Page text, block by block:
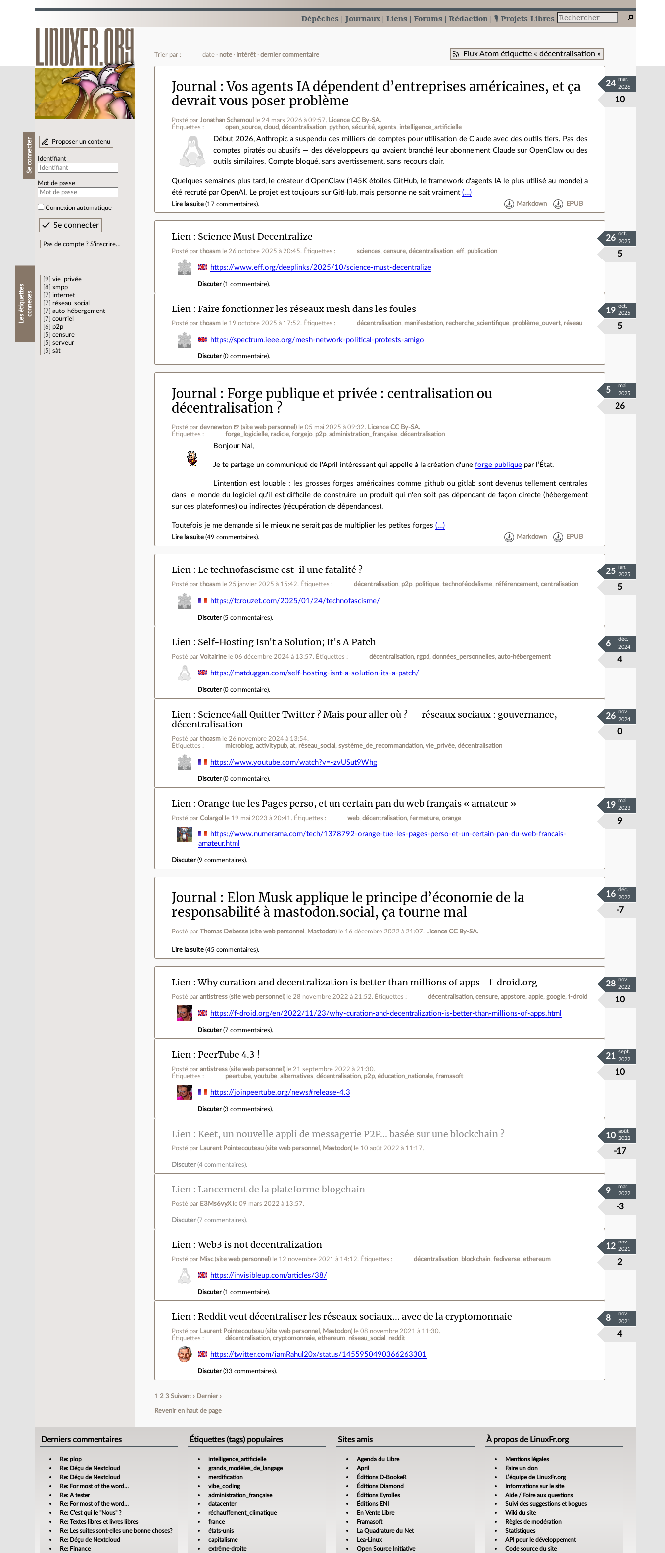
Dépêches Journaux Liens Forums Rédaction 🎙️ Projets Libres
Se connecter Proposer un contenu
Identifiant
Mot de passe
Connexion automatique
Pas de compte ? S’inscrire…
L
e
s
é
t
i
q
u
e
tt
e
s
c
o
n
n
e
x
es
9
vie_privée
8
xmpp
7
internet
7
réseau_social
7
auto-hébergement
7
courriel
6
p2p
5
censure
5
serveur
5
sàt
Flux Atom étiquette « décentralisation »
Trier par : date note intérêt dernier commentaire
Journal
Vos agents IA dépendent d’entreprises américaines, et ça
devrait vous poser problème
Posté parJonathan Schemoul le 24 mars 2026 à 09:57. Licence CC By‑SA.
Étiquettes :
open_source cloud décentralisation python sécurité agents intelligence_artificielle
10
24
mar.
2026
Début 2026, Anthropic a suspendu des milliers de comptes pour utilisation de Claude avec des outils tiers. Pas des
comptes piratés ou abusifs — des développeurs qui avaient branché leur abonnement Claude sur OpenClaw ou des
outils similaires. Compte bloqué, sans avertissement, sans recours clair.
Quelques semaines plus tard, le créateur d'OpenClaw (145K étoiles GitHub, le framework d'agents IA le plus utilisé au monde) a
été recruté par OpenAI. Le projet est toujours sur GitHub, mais personne ne sait vraiment(…)
Lire la suite (17 commentaires). Markdown EPUB
Lien Science Must Decentralize
Posté parthoasm le 26 octobre 2025 à 20:45. Étiquettes : sciences censure décentralisation eff publication 5
26
oct.
2025
https://www.eff.org/deeplinks/2025/10/science-must-decentralize
Discuter(1 commentaire).
Lien Faire fonctionner les réseaux mesh dans les foules
Posté parthoasm le 19 octobre 2025 à 17:52. Étiquettes : décentralisation manifestation recherche_scientifique problème_ouvert réseau 5
19
oct.
2025
https://spectrum.ieee.org/mesh-network-political-protests-amigo
Discuter(0 commentaire).
Journal
Forge publique et privée : centralisation ou
décentralisation ?
Posté pardevnewton 🍺 (site web personnel ) le 05 mai 2025 à 09:32. Licence CC By‑SA.
Étiquettes :
forge_logicielle radicle forgejo p2p administration_française décentralisation
26
5
mai
2025
Bonjour Nal,
Je te partage un communiqué de l'April intéressant qui appelle à la création d'uneforge publique par l’État.
L'intention est louable : les grosses forges américaines comme github ou gitlab sont devenus tellement centrales
dans le monde du logiciel qu'il est difficile de construire un produit qui n'en soit pas dépendant de façon directe (hébergement
sur ces plateformes) ou indirectes (récupération de dépendances).
Toutefois je me demande si le mieux ne serait pas de multiplier les petites forges(…)
Lire la suite (49 commentaires). Markdown EPUB
Lien Le technofascisme est-il une fatalité ?
Posté parthoasm le 25 janvier 2025 à 15:42. Étiquettes : décentralisation p2p politique technoféodalisme référencement centralisation 5
25
jan.
2025
https://tcrouzet.com/2025/01/24/technofascisme/
Discuter(5 commentaires).
Lien Self-Hosting Isn't a Solution; It's A Patch
Posté parVoltairine le 06 décembre 2024 à 13:57. Étiquettes : décentralisation rgpd données_personnelles auto-hébergement 4
6
déc.
2024
https://matduggan.com/self-hosting-isnt-a-solution-its-a-patch/
Discuter(0 commentaire).
Lien
Science4all Quitter Twitter ? Mais pour aller où ? — réseaux sociaux : gouvernance,
décentralisation
Posté parthoasm le 26 novembre 2024 à 13:54.
Étiquettes :
microblog activitypub at réseau_social système_de_recommandation vie_privée décentralisation
0
26
nov.
2024
https://www.youtube.com/watch?v=-zvUSut9Whg
Discuter(0 commentaire).
Lien Orange tue les Pages perso, et un certain pan du web français « amateur »
Posté parColargol le 19 mai 2023 à 20:41 . Étiquettes : web décentralisation fermeture orange 9
19
mai
2023
https://www.numerama.com/tech/1378792-orange-tue-les-pages-perso-et-un-certain-pan-du-web-francais-
amateur.html
Discuter(9 commentaires).
Journal
Elon Musk applique le principe d’économie de la
responsabilité à mastodon.social, ça tourne mal
Posté parThomas Debesse (site web personnel , Mastodon) le 16 décembre 2022 à 21:07. Licence CC By‑SA.
-7
16
déc.
2022
Lire la suite (45 commentaires).
Lien Why curation and decentralization is better than millions of apps - f-droid.org
Posté parantistress (site web personnel ) le 28 novembre 2022 à 21:52. Étiquettes : décentralisation censure appstore apple google f-droid 10
28
nov.
2022
https://f-droid.org/en/2022/11/23/why-curation-and-decentralization-is-better-than-millions-of-apps.html
Discuter(7 commentaires).
Lien PeerTube 4.3 !
Posté parantistress (site web personnel ) le 21 septembre 2022 à 21:30.
Étiquettes :
peertube youtube alternatives décentralisation p2p éducation_nationale framasoft 10
21
sept.
2022
https://joinpeertube.org/news#release-4.3
Discuter(3 commentaires).
Lien Keet, un nouvelle appli de messagerie P2P... basée sur une blockchain ?
Posté par Laurent Pointecouteau (site web personnel , Mastodon) le 10 août 2022 à 11:17. -17
10
août
2022
Discuter (4 commentaires).
Lien Lancement de la plateforme blogchain
Posté par E3Ms6vyX le 09 mars 2022 à 13:57. -3
9
mar.
2022
Discuter (7 commentaires).
Lien Web3 is not decentralization
Posté par Misc(site web personnel ) le 12 novembre 2021 à 14:12. Étiquettes : décentralisation blockchain fediverse ethereum 2
12
nov.
2021
https://invisibleup.com/articles/38/
Discuter(1 commentaire).
Lien Reddit veut décentraliser les réseaux sociaux... avec de la cryptomonnaie
Posté par Laurent Pointecouteau (site web personnel , Mastodon) le 08 novembre 2021 à 11:30.
Étiquettes :
décentralisation cryptomonnaie ethereum réseau_social reddit 4
8
nov.
2021
https://twitter.com/iamRahul20x/status/1455950490366263301
Discuter(33 commentaires).
1 2 3 Suivant › Dernier ›
Revenir en haut de page
Derniers commentaires
Re: plop
Re: Déçu de Nextcloud
Re: Déçu de Nextcloud
Re: For most of the word…
Re: A tester
Re: For most of the word…
Re: C'est qui le "Nous" ?
Re: Textes libres et livres libres
Re: Les suites sont-elles une bonne choses?
Re: Déçu de Nextcloud
Re: Finance
Étiquettes (tags) populaires
intelligence_artificielle
grands_modèles_de_langage
merdification
vibe_coding
administration_française
datacenter
réchauffement_climatique
france
états-unis
capitalisme
extrême-droite
Sites amis
Agenda du Libre
April
Éditions D-BookeR
Éditions Diamond
Éditions Eyrolles
Éditions ENI
En Vente Libre
Framasoft
La Quadrature du Net
Lea-Linux
Open Source Initiative
À propos de LinuxFr.org
Mentions légales
Faire un don
L’équipe de LinuxFr.org
Informations sur le site
Aide / Foire aux questions
Suivi des suggestions et bogues
Wiki du site
Règles de modération
Statistiques
API pour le développement
Code source du site